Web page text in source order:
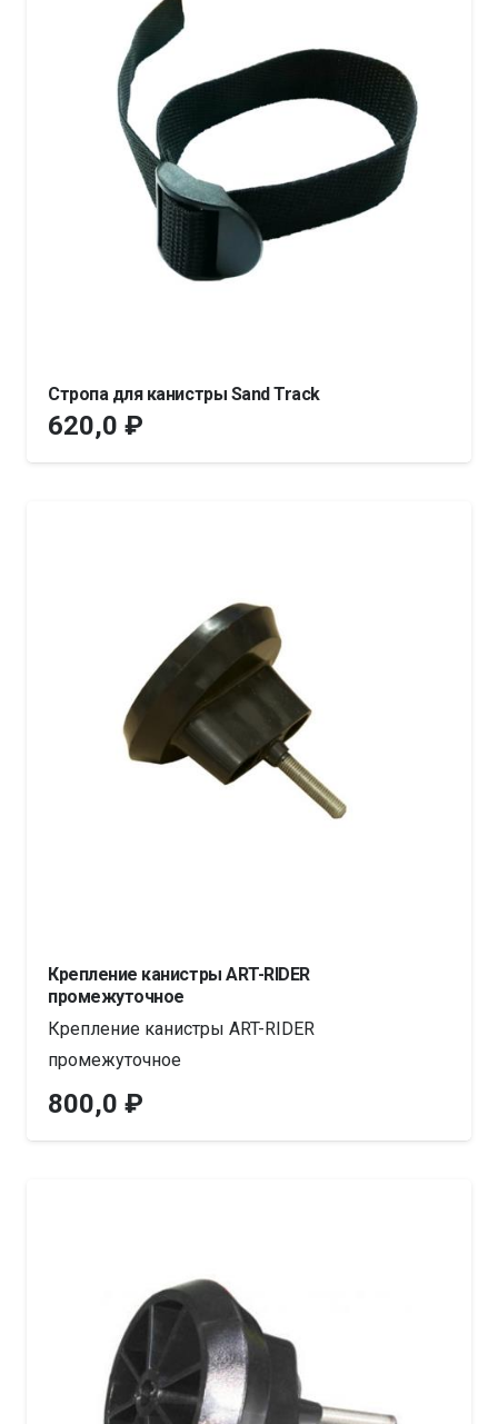
Стропа для канистры Sand Track
620,0₽
Крепление канистры ART-RIDER
промежуточное
Крепление канистры ART-RIDER
промежуточное
800,0₽